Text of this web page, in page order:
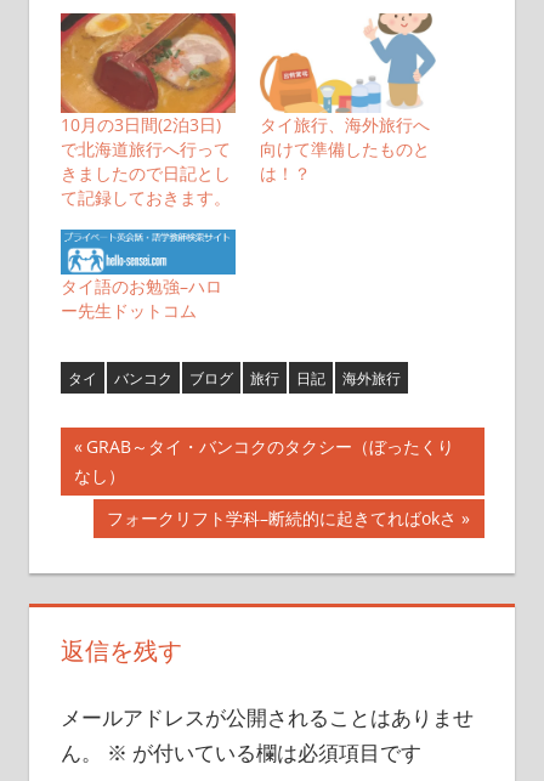
10月の3日間(2泊3日)
で北海道旅行へ行って
きましたので日記とし
て記録しておきます。
タイ旅行、海外旅行へ
向けて準備したものと
は！？
タイ語のお勉強–ハロ
ー先生ドットコム
タイ バンコク ブログ 旅行 日記 海外旅行
投
稿
ナ
ビ
ゲ
シ
前
の
記
GRAB～タイ・バンコクのタクシー（ぼったくり
なし）
次
の
記
事:
フォークリフト学科–断続的に起きてればokさ
返信を残す
メールアドレスが公開されることはありませ
ん。
※ が付いている欄は必須項目です